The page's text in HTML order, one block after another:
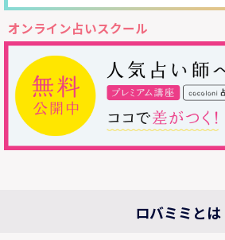
オンライン占いスクール
ロバミミとは